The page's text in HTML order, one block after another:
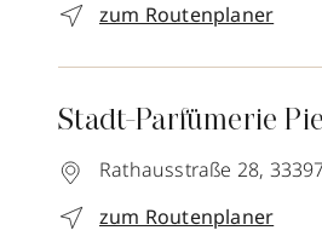
zum Routenplaner
Stadt-Parfümerie
Rathausstraße 28,
zum Routenplaner